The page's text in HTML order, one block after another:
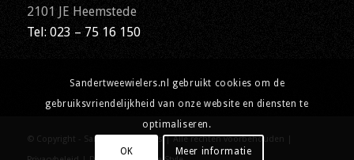
2101 JE Heemstede
Tel: 023 – 75 16 150
© Copyright - Sander Tweewielers | Alle rechten voorbehouden |
Sandertweewielers.nl gebruikt cookies om de
gebruiksvriendelijkheid van onze website en diensten te
optimaliseren.
OK Meer informatie